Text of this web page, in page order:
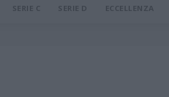
SERIE C SERIE D ECCELLENZA